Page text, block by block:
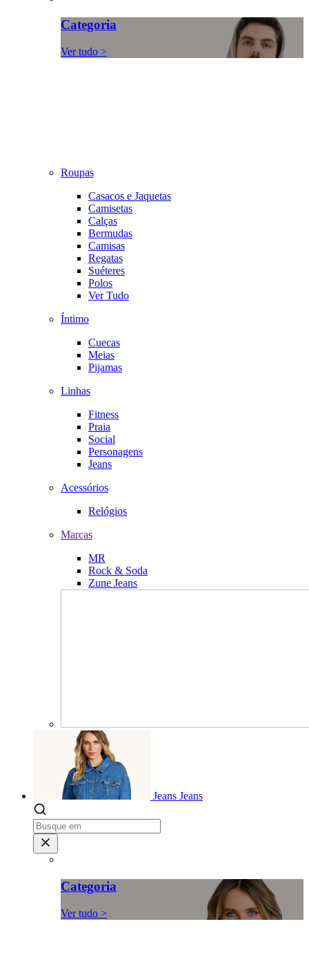
Categoria
Ver tudo >
Roupas
Casacos e Jaquetas
Camisetas
Calças
Bermudas
Camisas
Regatas
Suéteres
Polos
Ver Tudo
Íntimo
Cuecas
Meias
Pijamas
Linhas
Fitness
Praia
Social
Personagens
Jeans
Acessórios
Relógios
Marcas
MR
Rock & Soda
Zune Jeans
Jeans Jeans
Categoria
Ver tudo >